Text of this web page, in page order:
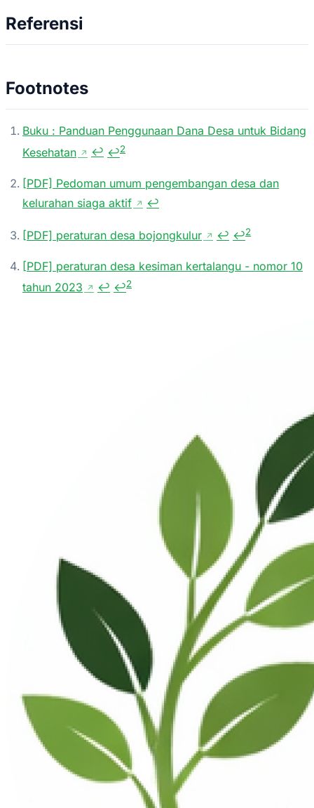
Referensi
Footnotes
Buku : Panduan Penggunaan Dana Desa untuk Bidang
Kesehatan ↗ ↩ ↩2
[PDF] Pedoman umum pengembangan desa dan
kelurahan siaga aktif ↗ ↩
[PDF] peraturan desa bojongkulur ↗ ↩ ↩2
[PDF] peraturan desa kesiman kertalangu - nomor 10
tahun 2023 ↗ ↩ ↩2